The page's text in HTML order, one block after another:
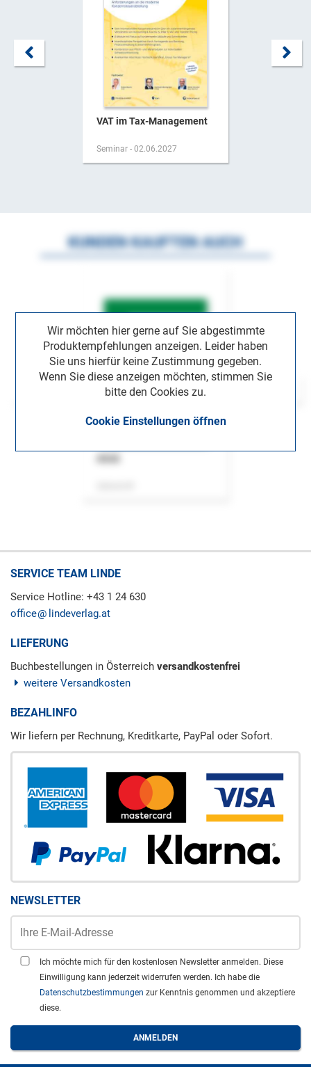
VAT im Tax-Management
Seminar - 02.06.2027
Wir möchten hier gerne auf Sie abgestimmte
Produktempfehlungen anzeigen. Leider haben
Sie uns hierfür keine Zustimmung gegeben.
Wenn Sie diese anzeigen möchten, stimmen Sie
bitte den Cookies zu.
Cookie Einstellungen öffnen
KUNDEN KAUFTEN AUCH
SERVICE TEAM LINDE
Service Hotline: +43 1 24 630
office
lindeverlag.at
LIEFERUNG
Buchbestellungen in Österreich versandkostenfrei
weitere Versandkosten
BEZAHLINFO
Wir liefern per Rechnung, Kreditkarte, PayPal oder Sofort.
NEWSLETTER
Ich möchte mich für den kostenlosen Newsletter anmelden. Diese
Einwilligung kann jederzeit widerrufen werden. Ich habe die
Datenschutzbestimmungen zur Kenntnis genommen und akzeptiere
diese.